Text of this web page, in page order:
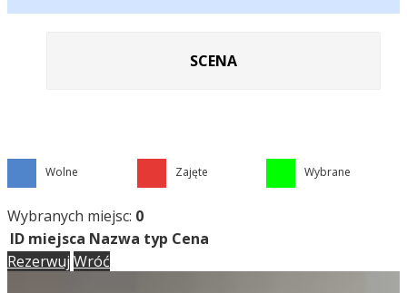
SCENA
Wolne Zajęte Wybrane
Wybranych miejsc: 0
ID miejsca Nazwa typ Cena
Rezerwuj Wróć